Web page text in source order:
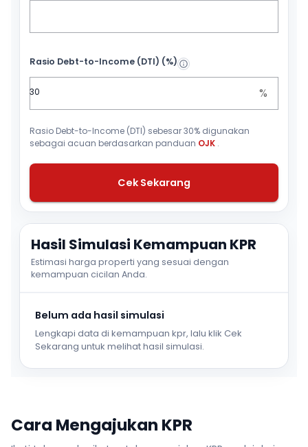
Rasio Debt-to-Income (DTI) (%)
%
Rasio Debt-to-Income (DTI) sebesar 30% digunakan
sebagai acuan berdasarkan panduan OJK .
Cek Sekarang
Hasil Simulasi Kemampuan KPR
Estimasi harga properti yang sesuai dengan
kemampuan cicilan Anda.
Belum ada hasil simulasi
Lengkapi data di kemampuan kpr, lalu klik Cek
Sekarang untuk melihat hasil simulasi.
Cara Mengajukan KPR